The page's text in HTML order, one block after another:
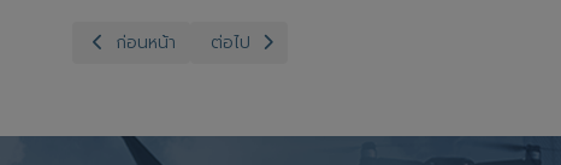
เนื้อหาก่อนหน้า: สำนักงานปศุสัตว์จังหวัดอ่างทอง กลุ่มพัฒนาคุณ
ก่อนหน้า เนื้อหาถัดไป: สำนักงานปศุสัตว์อำเภอวิเศษชัยช
ต่อไป